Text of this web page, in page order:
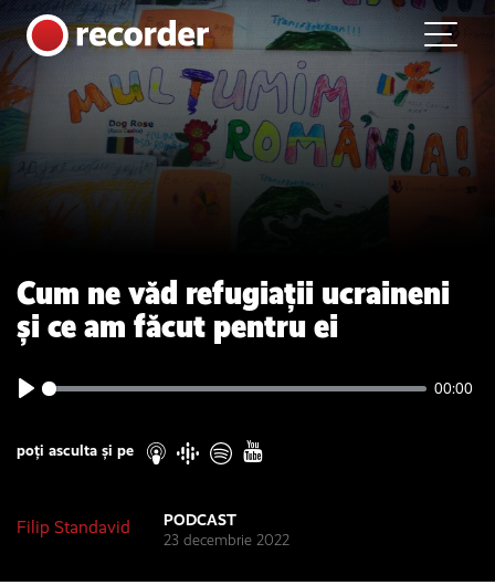
Skip to content
Main Navigation
Cum ne văd refugiații ucraineni
și ce am făcut pentru ei
00:00
poți asculta și pe
Filip Standavid
PODCAST
23 decembrie 2022